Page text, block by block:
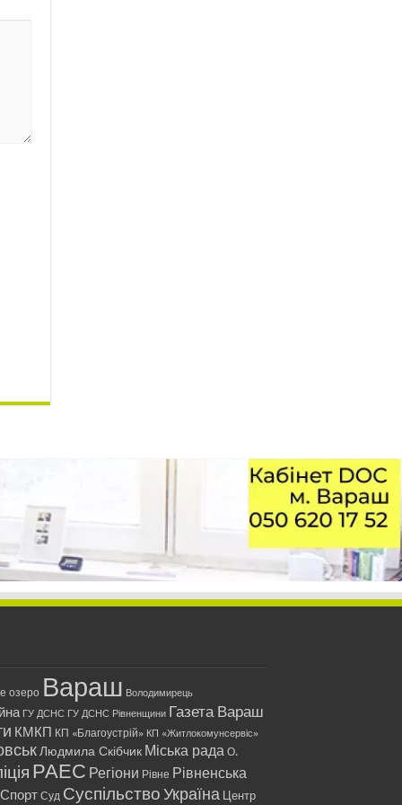
озеро Вараш Володимирець
ГУ ДСНС ГУ ДСНС Рівненщини Газета Вараш
КМКП КП «Благоустрій» КП «Житлокомунсервіс»
Людмила Скібчик Міська рада О.
РАЕС Регіони Рівне Рівненська
Спорт Суд Суспільство Україна Центр